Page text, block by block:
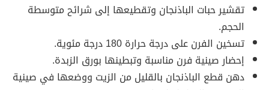
تقشير حبات الباذنجان وتقطيعها إلى شرائح متوسطة
الحجم.
تسخين الفرن على درجة حرارة 180 درجة مئوية.
إحضار صينية فرن مناسبة وتبطينها بورق الزبدة.
دهن قطع الباذنجان بالقليل من الزيت ووضعها في صينية